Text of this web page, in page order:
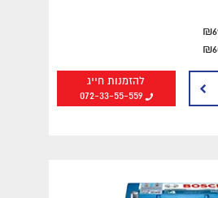
להזמנות חייג
072-33-55-559